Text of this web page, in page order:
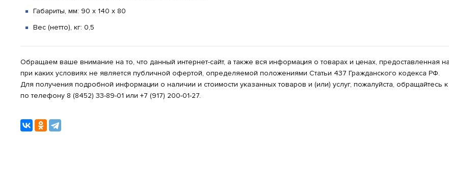
Габариты, мм: 90 х 140 х 80
Вес (нетто), кг: 0,5
Обращаем ваше внимание на то, что данный интернет-сайт, а также вся информация о товарах и ценах, предоставленная
при каких условиях не является публичной офертой, определяемой положениями Статьи 437 Гражданского кодекса РФ.
Для получения подробной информации о наличии и стоимости указанных товаров и (или) услуг, пожалуйста,
по телефону 8 (8452) 33-89-01 или +7 (917) 200-01-27.